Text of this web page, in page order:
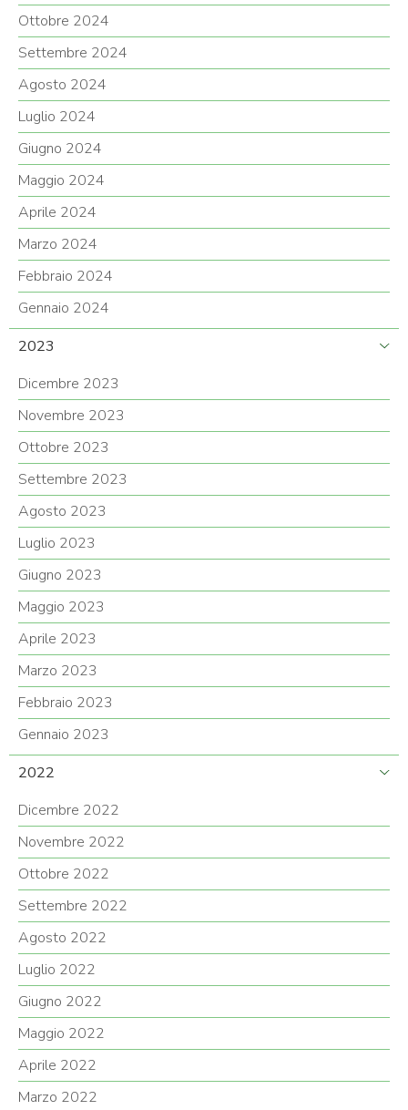
Ottobre 2024
Settembre 2024
Agosto 2024
Luglio 2024
Giugno 2024
Maggio 2024
Aprile 2024
Marzo 2024
Febbraio 2024
Gennaio 2024
2023
Dicembre 2023
Novembre 2023
Ottobre 2023
Settembre 2023
Agosto 2023
Luglio 2023
Giugno 2023
Maggio 2023
Aprile 2023
Marzo 2023
Febbraio 2023
Gennaio 2023
2022
Dicembre 2022
Novembre 2022
Ottobre 2022
Settembre 2022
Agosto 2022
Luglio 2022
Giugno 2022
Maggio 2022
Aprile 2022
Marzo 2022